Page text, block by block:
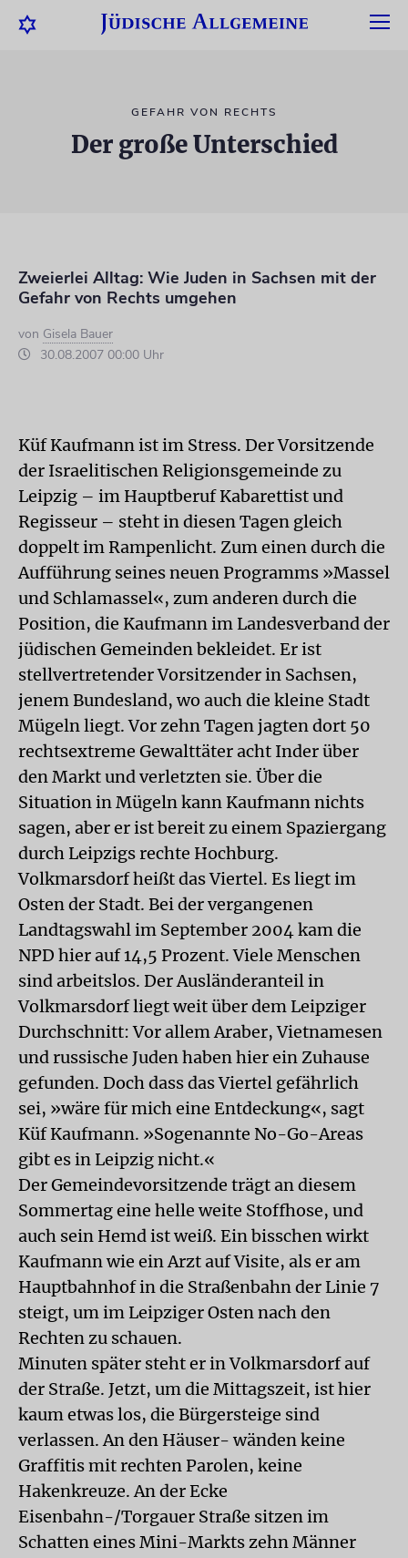
GEFAHR VON RECHTS
Der große Unterschied
Zweierlei Alltag: Wie Juden in Sachsen mit der
Gefahr von Rechts umgehen
von Gisela Bauer
30.08.2007 00:00 Uhr
Küf Kaufmann ist im Stress. Der Vorsitzende
der Israelitischen Religionsgemeinde zu
Leipzig – im Hauptberuf Kabarettist und
Regisseur – steht in diesen Tagen gleich
doppelt im Rampenlicht. Zum einen durch die
Aufführung seines neuen Programms »Massel
und Schlamassel«, zum anderen durch die
Position, die Kaufmann im Landesverband der
jüdischen Gemeinden bekleidet. Er ist
stellvertretender Vorsitzender in Sachsen,
jenem Bundesland, wo auch die kleine Stadt
Mügeln liegt. Vor zehn Tagen jagten dort 50
rechtsextreme Gewalttäter acht Inder über
den Markt und verletzten sie. Über die
Situation in Mügeln kann Kaufmann nichts
sagen, aber er ist bereit zu einem Spaziergang
durch Leipzigs rechte Hochburg.
Volkmarsdorf heißt das Viertel. Es liegt im
Osten der Stadt. Bei der vergangenen
Landtagswahl im September 2004 kam die
NPD hier auf 14,5 Prozent. Viele Menschen
sind arbeitslos. Der Ausländeranteil in
Volkmarsdorf liegt weit über dem Leipziger
Durchschnitt: Vor allem Araber, Vietnamesen
und russische Juden haben hier ein Zuhause
gefunden. Doch dass das Viertel gefährlich
sei, »wäre für mich eine Entdeckung«, sagt
Küf Kaufmann. »Sogenannte No-Go-Areas
gibt es in Leipzig nicht.«
Der Gemeindevorsitzende trägt an diesem
Sommertag eine helle weite Stoffhose, und
auch sein Hemd ist weiß. Ein bisschen wirkt
Kaufmann wie ein Arzt auf Visite, als er am
Hauptbahnhof in die Straßenbahn der Linie 7
steigt, um im Leipziger Osten nach den
Rechten zu schauen.
Minuten später steht er in Volkmarsdorf auf
der Straße. Jetzt, um die Mittagszeit, ist hier
kaum etwas los, die Bürgersteige sind
verlassen. An den Häuser- wänden keine
Graffitis mit rechten Parolen, keine
Hakenkreuze. An der Ecke
Eisenbahn-/Torgauer Straße sitzen im
Schatten eines Mini-Markts zehn Männer